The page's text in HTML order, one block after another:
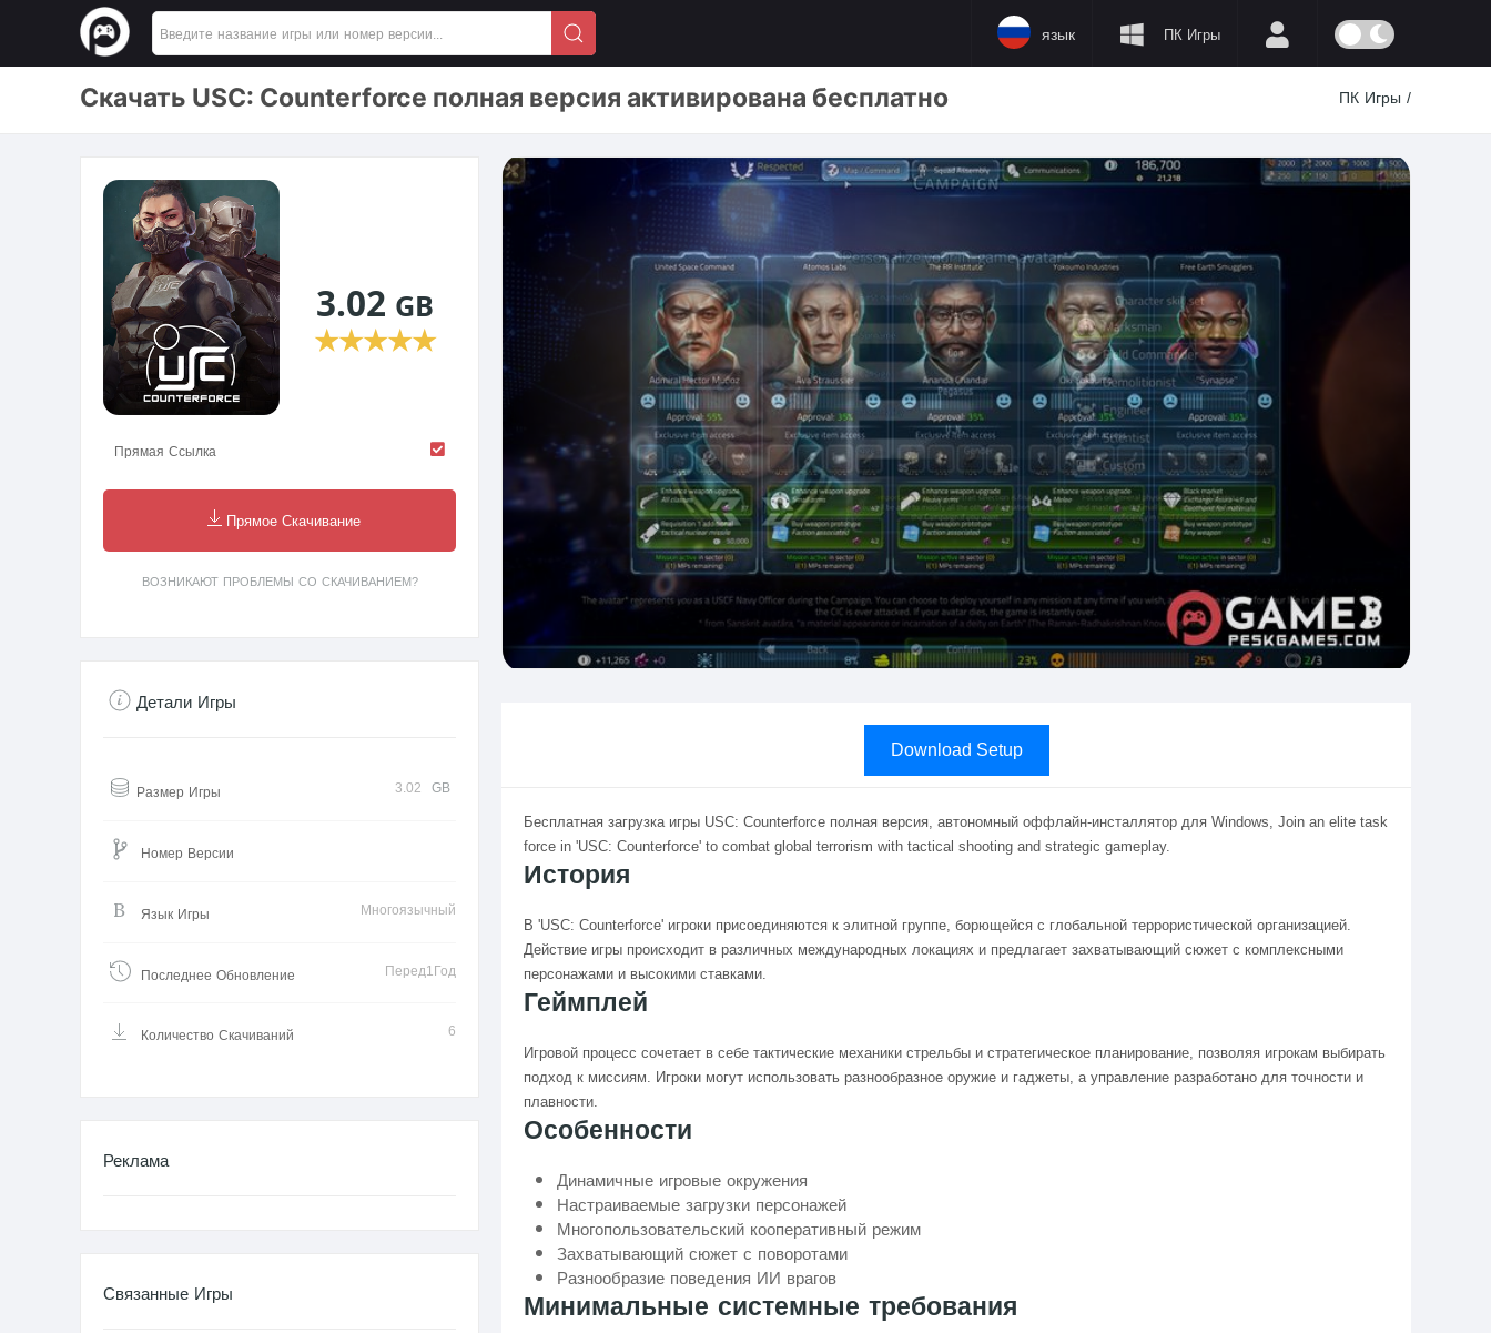
ПК Игры
язык
Скачать USC: Counterforce полная версия активирована бесплатно ПК Игры /
Download Setup
Бесплатная загрузка игры USC: Counterforce полная версия, автономный оффлайн-инсталлятор для Windows, Join an elite task
force in 'USC: Counterforce' to combat global terrorism with tactical shooting and strategic gameplay.
История
В 'USC: Counterforce' игроки присоединяются к элитной группе, борющейся с глобальной террористической организацией.
Действие игры происходит в различных международных локациях и предлагает захватывающий сюжет с комплексными
персонажами и высокими ставками.
Геймплей
Игровой процесс сочетает в себе тактические механики стрельбы и стратегическое планирование, позволяя игрокам выбирать
подход к миссиям. Игроки могут использовать разнообразное оружие и гаджеты, а управление разработано для точности и
плавности.
Особенности
Динамичные игровые окружения
Настраиваемые загрузки персонажей
Многопользовательский кооперативный режим
Захватывающий сюжет с поворотами
Разнообразие поведения ИИ врагов
Минимальные системные требования
3.02 GB
★★★★★
Прямая Ссылка
Прямое Скачивание
ВОЗНИКАЮТ ПРОБЛЕМЫ СО СКАЧИВАНИЕМ?
Детали Игры
Размер Игры 3.02 GB
Номер Версии
Язык Игры Многоязычный
Последнее Обновление Перед1Год
Количество Скачиваний 6
Реклама
Связанные Игры